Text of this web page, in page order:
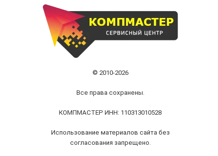
© 2010-2026
Все права сохранены.
КОМПМАСТЕР ИНН: 110313010528
Использование материалов сайта без
согласования запрещено.